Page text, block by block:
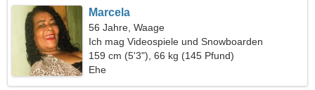
Marcela
56 Jahre, Waage
Ich mag Videospiele und Snowboarden
159 cm (5'3"), 66 kg (145 Pfund)
Ehe